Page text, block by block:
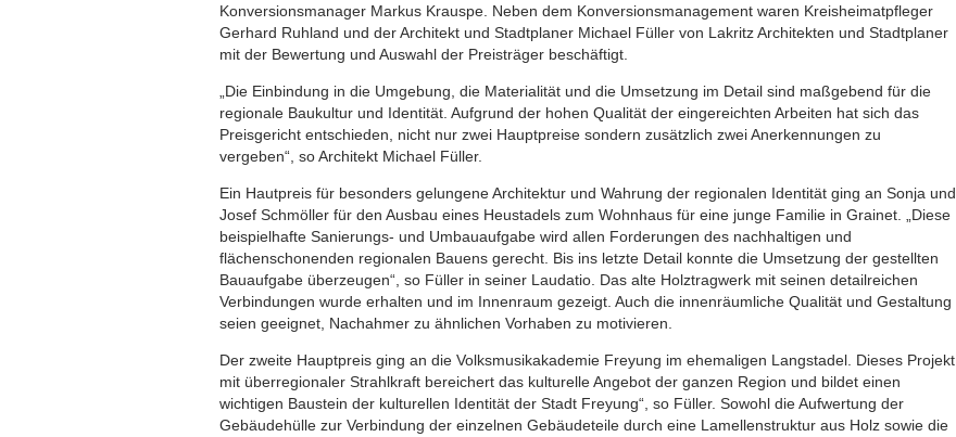
Konversionsmanager Markus Krauspe. Neben dem Konversionsmanagement waren Kreisheimatpfleger
Gerhard Ruhland und der Architekt und Stadtplaner Michael Füller von Lakritz Architekten und Stadtplaner
mit der Bewertung und Auswahl der Preisträger beschäftigt.
„Die Einbindung in die Umgebung, die Materialität und die Umsetzung im Detail sind maßgebend für die
regionale Baukultur und Identität. Aufgrund der hohen Qualität der eingereichten Arbeiten hat sich das
Preisgericht entschieden, nicht nur zwei Hauptpreise sondern zusätzlich zwei Anerkennungen zu
vergeben“, so Architekt Michael Füller.
Ein Hautpreis für besonders gelungene Architektur und Wahrung der regionalen Identität ging an Sonja und
Josef Schmöller für den Ausbau eines Heustadels zum Wohnhaus für eine junge Familie in Grainet. „Diese
beispielhafte Sanierungs- und Umbauaufgabe wird allen Forderungen des nachhaltigen und
flächenschonenden regionalen Bauens gerecht. Bis ins letzte Detail konnte die Umsetzung der gestellten
Bauaufgabe überzeugen“, so Füller in seiner Laudatio. Das alte Holztragwerk mit seinen detailreichen
Verbindungen wurde erhalten und im Innenraum gezeigt. Auch die innenräumliche Qualität und Gestaltung
seien geeignet, Nachahmer zu ähnlichen Vorhaben zu motivieren.
Der zweite Hauptpreis ging an die Volksmusikakademie Freyung im ehemaligen Langstadel. Dieses Projekt
mit überregionaler Strahlkraft bereichert das kulturelle Angebot der ganzen Region und bildet einen
wichtigen Baustein der kulturellen Identität der Stadt Freyung“, so Füller. Sowohl die Aufwertung der
Gebäudehülle zur Verbindung der einzelnen Gebäudeteile durch eine Lamellenstruktur aus Holz sowie die